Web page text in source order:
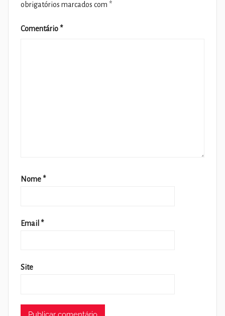
obrigatórios marcados com *
Comentário *
Nome *
Email *
Site